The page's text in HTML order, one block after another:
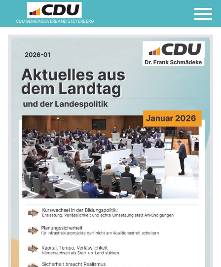
CDU GEMEINDEVERBAND STEYERBERG